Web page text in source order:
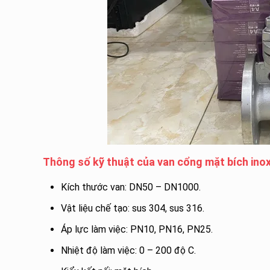
Thông số kỹ thuật của van cổng mặt bích
Kích thước van: DN50 – DN1000.
Vật liệu chế tạo: sus 304, sus 316.
Áp lực làm việc: PN10, PN16, PN25.
Nhiệt độ làm việc: 0 – 200 độ C.